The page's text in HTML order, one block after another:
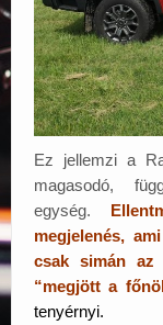
Ez jellemzi a
magasodó,
egység.
megjelenés,
csak simán
“megjött a
tenyérnyi.